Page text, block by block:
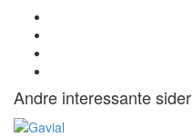
Andre interessante sider